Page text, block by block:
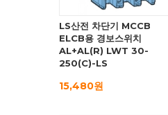
LS산전 차단기 MCCB
ELCB용 경보스위치
AL+AL(R) LWT 30-
250(C)-LS
15,480원